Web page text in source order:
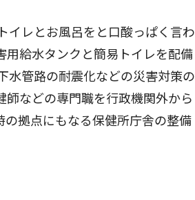
レとお風呂をと口酸っぱく言わ
用給水タンクと簡易トイレを配備
水管路の耐震化などの災害対策の
などの専門職を行政機関外から
拠点にもなる保健所庁舎の整備